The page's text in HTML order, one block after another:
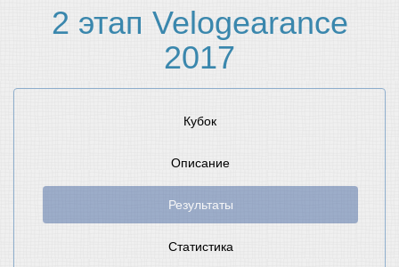
2 этап Velogearance
2017
Кубок
Описание
Результаты
Статистика